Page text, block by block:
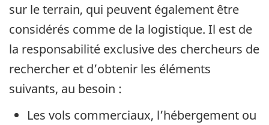
sur le terrain, qui peuvent également être
considérés comme de la logistique. Il est de
la responsabilité exclusive des chercheurs de
rechercher et d’obtenir les éléments
suivants, au besoin :
Les vols commerciaux, l’hébergement ou